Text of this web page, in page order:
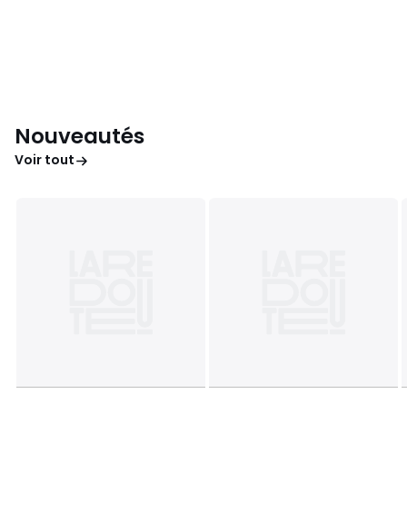
Nouveautés
Voir tout